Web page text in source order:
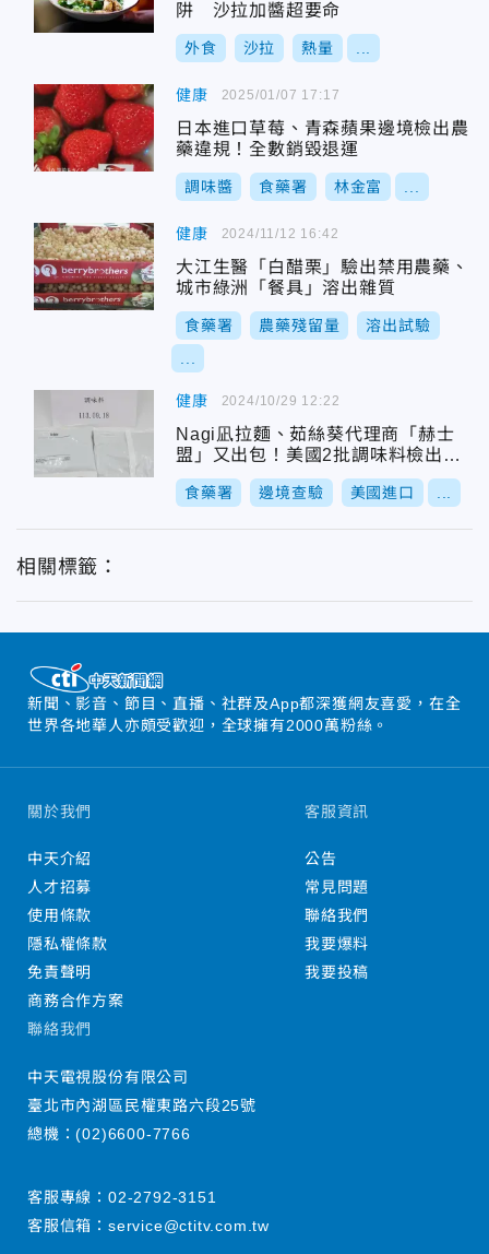
阱 沙拉加醬超要命
外食 沙拉 熱量
健康
日本進口草莓、青森蘋果邊境檢出農
藥違規！全數銷毀退運
調味醬 食藥署 林金富
2025/01/07 17:17
健康
大江生醫「白醋栗」驗出禁用農藥、
城市綠洲「餐具」溶出雜質
食藥署 農藥殘留量 溶出試驗
2024/11/12 16:42
健康
Nagi凪拉麵、茹絲葵代理商「赫士
盟」又出包！美國2批調味料檢出農
藥超標
食藥署 邊境查驗 美國進口
2024/10/29 12:22
相關標籤：
新聞、影音、節目、直播、社群及App都深獲網友喜愛，在全
世界各地華人亦頗受歡迎，全球擁有2000萬粉絲。
關於我們
中天介紹
人才招募
使用條款
隱私權條款
免責聲明
商務合作方案
客服資訊
公告
常見問題
聯絡我們
我要爆料
我要投稿
聯絡我們
中天電視股份有限公司
臺北市內湖區民權東路六段25號
總機：(02)6600-7766
客服專線： 02-2792-3151
客服信箱： service@ctitv.com.tw